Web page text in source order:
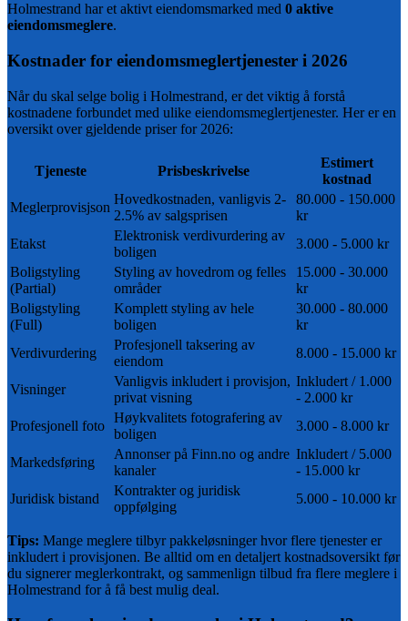
Holmestrand har et aktivt eiendomsmarked med 0 aktive
eiendomsmeglere.
Kostnader for eiendomsmeglertjenester i 2026
Når du skal selge bolig i Holmestrand, er det viktig å forstå
kostnadene forbundet med ulike eiendomsmeglertjenester. Her er en
oversikt over gjeldende priser for 2026:
Tjeneste Prisbeskrivelse
Estimert
kostnad
Meglerprovisjson
Hovedkostnaden, vanligvis 2-
2.5% av salgsprisen
80.000 - 150.000
kr
Etakst
Elektronisk verdivurdering av
boligen
3.000 - 5.000 kr
Boligstyling
(Partial)
Styling av hovedrom og felles
områder
15.000 - 30.000
kr
Boligstyling
(Full)
Komplett styling av hele
boligen
30.000 - 80.000
kr
Verdivurdering
Profesjonell taksering av
eiendom
8.000 - 15.000 kr
Visninger
Vanligvis inkludert i provisjon,
privat visning
Inkludert / 1.000
- 2.000 kr
Profesjonell foto
Høykvalitets fotografering av
boligen
3.000 - 8.000 kr
Markedsføring
Annonser på Finn.no og andre
kanaler
Inkludert / 5.000
- 15.000 kr
Juridisk bistand
Kontrakter og juridisk
oppfølging
5.000 - 10.000 kr
Tips: Mange meglere tilbyr pakkeløsninger hvor flere tjenester er
inkludert i provisjonen. Be alltid om en detaljert kostnadsoversikt før
du signerer meglerkontrakt, og sammenlign tilbud fra flere meglere i
Holmestrand for å få best mulig deal.